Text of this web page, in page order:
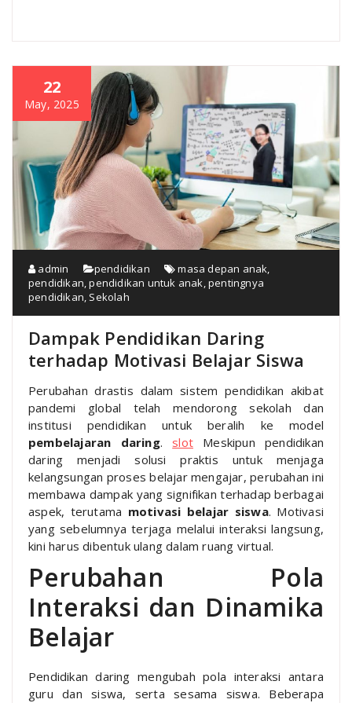
22
May, 2025
admin pendidikan masa depan anak,
pendidikan,pendidikan untuk anak,pentingnya
pendidikan, Sekolah
Dampak Pendidikan Daring
terhadap Motivasi Belajar Siswa
Perubahan drastis dalam sistem pendidikan akibat
pandemi global telah mendorong sekolah dan
institusi pendidikan untuk beralih ke model
pembelajaran daring. slot Meskipun pendidikan
daring menjadi solusi praktis untuk menjaga
kelangsungan proses belajar mengajar, perubahan ini
membawa dampak yang signifikan terhadap berbagai
aspek, terutama motivasi belajar siswa. Motivasi
yang sebelumnya terjaga melalui interaksi langsung,
kini harus dibentuk ulang dalam ruang virtual.
Perubahan Pola
Interaksi dan Dinamika
Belajar
Pendidikan daring mengubah pola interaksi antara
guru dan siswa, serta sesama siswa. Beberapa